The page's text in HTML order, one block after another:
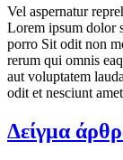
Vel aspernatur
Lorem ipsum dolor
porro Sit odit non
rerum qui omnis
aut voluptatem
odit et nesciunt
Δείγμα